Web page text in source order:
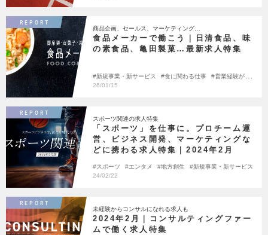
REPORT
商品企画、セールス、マーケティング…
食品メーカーで働こう｜日清食品、味
の素食品、亀田製菓…最新求人特集
新規事業・新サービス 食に関わる仕事
営業経験が活
かせる
26/01/15
REPORT
スポーツ関連の求人特集
「スポーツ」を仕事に。プロチーム運
営、ビジネス開発、マーケティングな
どに携わる求人特集｜2024年2月
スポーツ エンタメ 地方創生
新規事業・新サービス
24/02/22
REPORT
未経験からコンサルになれる求人も
2024年2月｜コンサルティングファー
ムで働く求人特集